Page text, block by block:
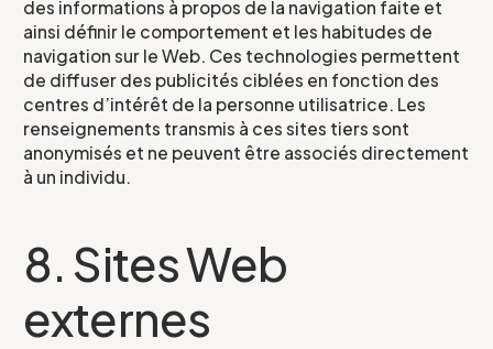
des informations à propos de la navigation faite et
ainsi définir le comportement et les habitudes de
navigation sur le Web. Ces technologies permettent
de diffuser des publicités ciblées en fonction des
centres d’intérêt de la personne utilisatrice. Les
renseignements transmis à ces sites tiers sont
anonymisés et ne peuvent être associés directement
à un individu.
8. Sites Web
externes